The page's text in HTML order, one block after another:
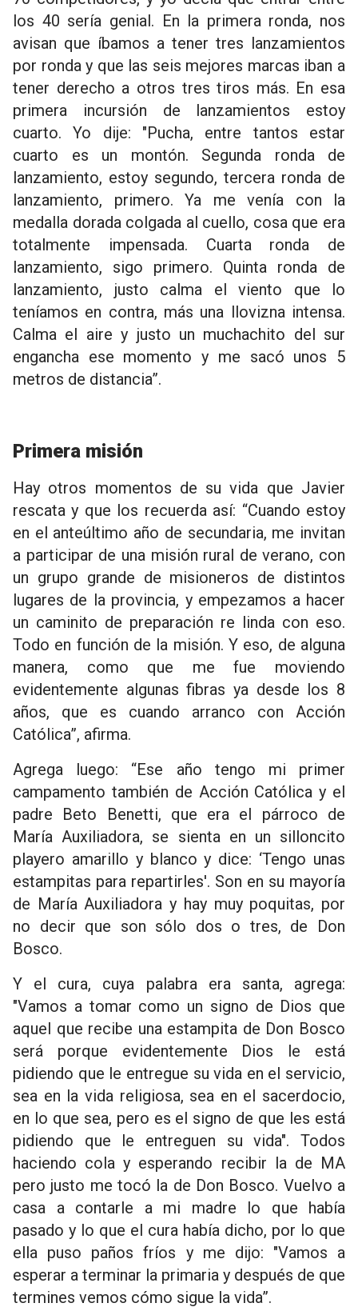
los 40 sería genial. En la primera ronda, nos
avisan que íbamos a tener tres lanzamientos
por ronda y que las seis mejores marcas iban a
tener derecho a otros tres tiros más. En esa
primera incursión de lanzamientos estoy
cuarto. Yo dije: "Pucha, entre tantos estar
cuarto es un montón. Segunda ronda de
lanzamiento, estoy segundo, tercera ronda de
lanzamiento, primero. Ya me venía con la
medalla dorada colgada al cuello, cosa que era
totalmente impensada. Cuarta ronda de
lanzamiento, sigo primero. Quinta ronda de
lanzamiento, justo calma el viento que lo
teníamos en contra, más una llovizna intensa.
Calma el aire y justo un muchachito del sur
engancha ese momento y me sacó unos 5
metros de distancia”.
Primera misión
Hay otros momentos de su vida que Javier
rescata y que los recuerda así: “Cuando estoy
en el anteúltimo año de secundaria, me invitan
a participar de una misión rural de verano, con
un grupo grande de misioneros de distintos
lugares de la provincia, y empezamos a hacer
un caminito de preparación re linda con eso.
Todo en función de la misión. Y eso, de alguna
manera, como que me fue moviendo
evidentemente algunas fibras ya desde los 8
años, que es cuando arranco con Acción
Católica”, afirma.
Agrega luego: “Ese año tengo mi primer
campamento también de Acción Católica y el
padre Beto Benetti, que era el párroco de
María Auxiliadora, se sienta en un silloncito
playero amarillo y blanco y dice: ‘Tengo unas
estampitas para repartirles'. Son en su mayoría
de María Auxiliadora y hay muy poquitas, por
no decir que son sólo dos o tres, de Don
Bosco.
Y el cura, cuya palabra era santa, agrega:
"Vamos a tomar como un signo de Dios que
aquel que recibe una estampita de Don Bosco
será porque evidentemente Dios le está
pidiendo que le entregue su vida en el servicio,
sea en la vida religiosa, sea en el sacerdocio,
en lo que sea, pero es el signo de que les está
pidiendo que le entreguen su vida". Todos
haciendo cola y esperando recibir la de MA
pero justo me tocó la de Don Bosco. Vuelvo a
casa a contarle a mi madre lo que había
pasado y lo que el cura había dicho, por lo que
ella puso paños fríos y me dijo: "Vamos a
esperar a terminar la primaria y después de que
termines vemos cómo sigue la vida”.